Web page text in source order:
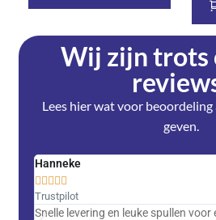
Wij zijn trots
Lees hier wat voor
geven.
Hanneke

Trustpilot
Snelle levering en leuke spullen voor